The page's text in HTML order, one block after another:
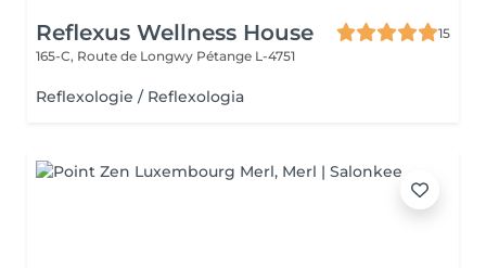
Reflexus Wellness House
15
165-C, Route de Longwy Pétange L-4751
Reflexologie / Reflexologia